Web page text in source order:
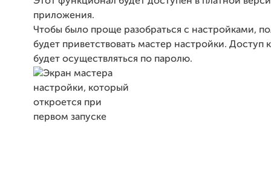
приложения.
Чтобы было проще разобраться с настройками,
будет приветствовать мастер настройки. Доступ
будет осуществляться по паролю.